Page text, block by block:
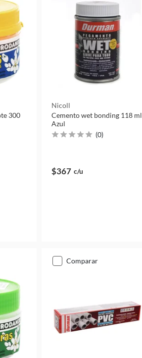
300
Nicoll
Cemento wet bonding 118 ml
Azul
(0)
$367 c/u
comparar